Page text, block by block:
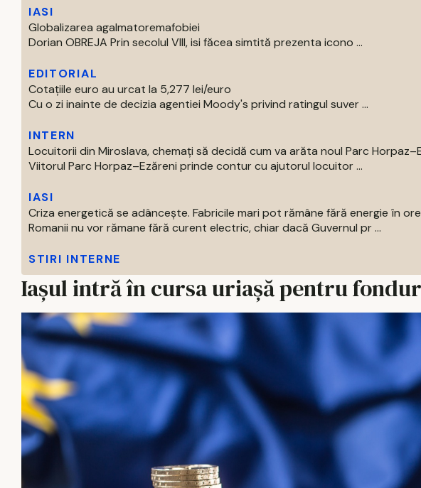
IASI
Globalizarea agalmatoremafobiei
Dorian OBREJA Prin secolul VIII, isi făcea simtită prezenta icono ...
EDITORIAL
Cotațiile euro au urcat la 5,277 lei/euro
Cu o zi inainte de decizia agentiei Moody's privind ratingul suver ...
INTERN
Locuitorii din Miroslava, chemați să decidă cum va arăta noul Parc
Viitorul Parc Horpaz–Ezăreni prinde contur cu ajutorul locuitor ...
IASI
Criza energetică se adâncește. Fabricile mari pot rămâne fără energie în
Romanii nu vor rămane fără curent electric, chiar dacă Guvernul pr ...
STIRI INTERNE
Iașul intră în cursa uriașă pentru